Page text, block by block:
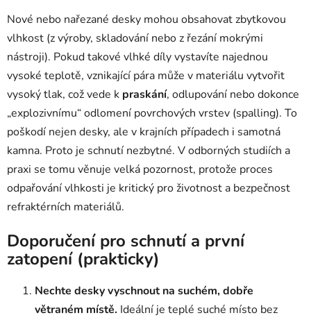
Nové nebo nařezané desky mohou obsahovat zbytkovou
vlhkost (z výroby, skladování nebo z řezání mokrými
nástroji). Pokud takové vlhké díly vystavíte najednou
vysoké teplotě, vznikající pára může v materiálu vytvořit
vysoký tlak, což vede k praskání, odlupování nebo dokonce
„explozivnímu“ odlomení povrchových vrstev (spalling). To
poškodí nejen desky, ale v krajních případech i samotná
kamna. Proto je schnutí nezbytné. V odborných studiích a
praxi se tomu věnuje velká pozornost, protože proces
odpařování vlhkosti je kritický pro životnost a bezpečnost
refraktérních materiálů.
Doporučení pro schnutí a první
zatopení (prakticky)
Nechte desky vyschnout na suchém, dobře
větraném místě. Ideální je teplé suché místo bez